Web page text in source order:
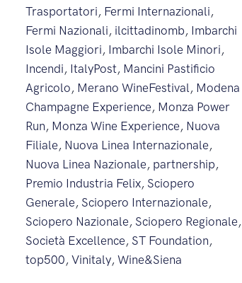
Trasportatori, Fermi Internazionali,
Fermi Nazionali, ilcittadinomb, Imbarchi
Isole Maggiori, Imbarchi Isole Minori,
Incendi, ItalyPost, Mancini Pastificio
Agricolo, Merano WineFestival , Modena
Champagne Experience, Monza Power
Run, Monza Wine Experience, Nuova
Filiale, Nuova Linea Internazionale,
Nuova Linea Nazionale, partnership,
Premio Industria Felix, Sciopero
Generale, Sciopero Internazionale,
Sciopero Nazionale, Sciopero Regionale,
Società Excellence, ST Foundation,
top500,Vinitaly,Wine&Siena